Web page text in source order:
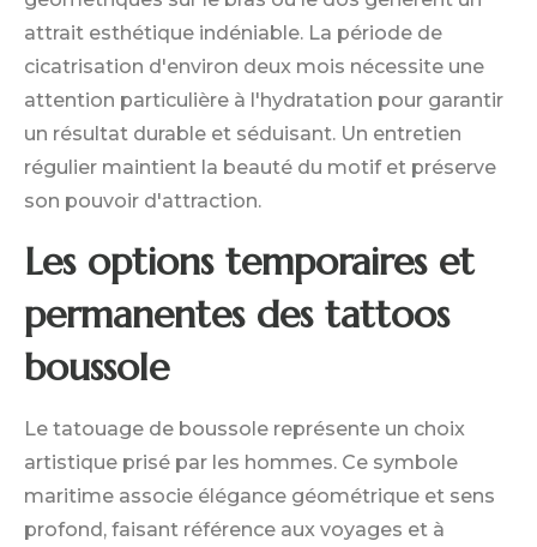
attrait esthétique indéniable. La période de
cicatrisation d'environ deux mois nécessite une
attention particulière à l'hydratation pour garantir
un résultat durable et séduisant. Un entretien
régulier maintient la beauté du motif et préserve
son pouvoir d'attraction.
Les options temporaires et
permanentes des tattoos
boussole
Le tatouage de boussole représente un choix
artistique prisé par les hommes. Ce symbole
maritime associe élégance géométrique et sens
profond, faisant référence aux voyages et à